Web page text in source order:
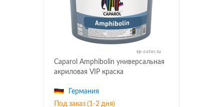
Caparol Amphibolin универсальная
акриловая VIP краска
Германия
Под заказ (1-2 дня)